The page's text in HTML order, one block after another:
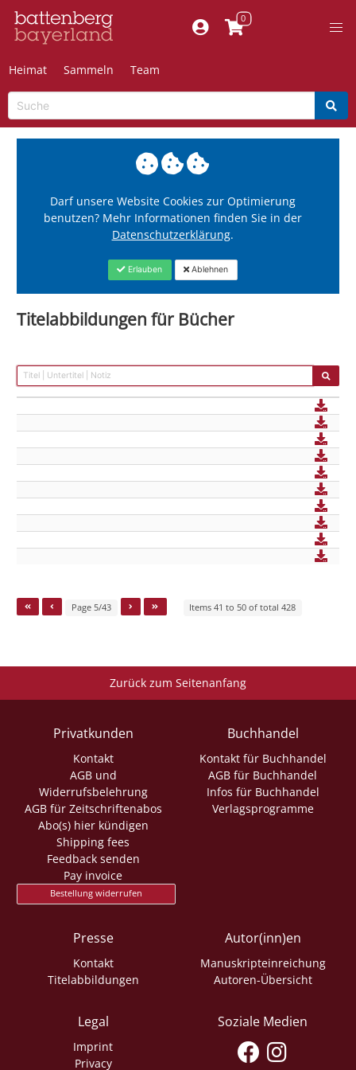
Heimat Sammeln Team
Darf unsere Website Cookies zur Optimierung
benutzen? Mehr Informationen finden Sie in der
Datenschutzerklärung.
Erlauben Ablehnen
Titelabbildungen für Bücher
Page 5/43 Items 41 to 50 of total 428
Zurück zum Seitenanfang
Privatkunden
Kontakt
AGB und
Widerrufsbelehrung
AGB für Zeitschriftenabos
Abo(s) hier kündigen
Shipping fees
Feedback senden
Pay invoice
Bestellung widerrufen
Buchhandel
Kontakt für Buchhandel
AGB für Buchhandel
Infos für Buchhandel
Verlagsprogramme
Presse
Kontakt
Titelabbildungen
Autor(inn)en
Manuskripteinreichung
Autoren-Übersicht
Legal
Imprint
Privacy
Soziale Medien